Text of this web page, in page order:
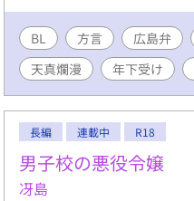
BL 方言 広島弁
天真爛漫
年下受け
長編 連載中 R18
男子校の悪役令嬢
冴島